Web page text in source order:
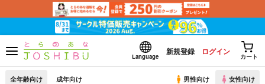
Language
新規登録 ログイン
カート
全年齢向け 成年向け 男性向け 女性向け